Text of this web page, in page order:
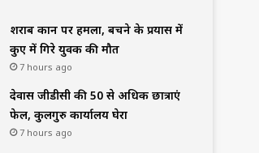
शराब दुकान पर हमला, बचने के प्रयास में
कुए में गिरे युवक की मौत
7 hours ago
देवास जीडीसी की 50 से अधिक छात्राएं
फेल, कुलगुरु कार्यालय घेरा
7 hours ago